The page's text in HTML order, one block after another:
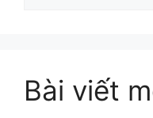
Bài viết